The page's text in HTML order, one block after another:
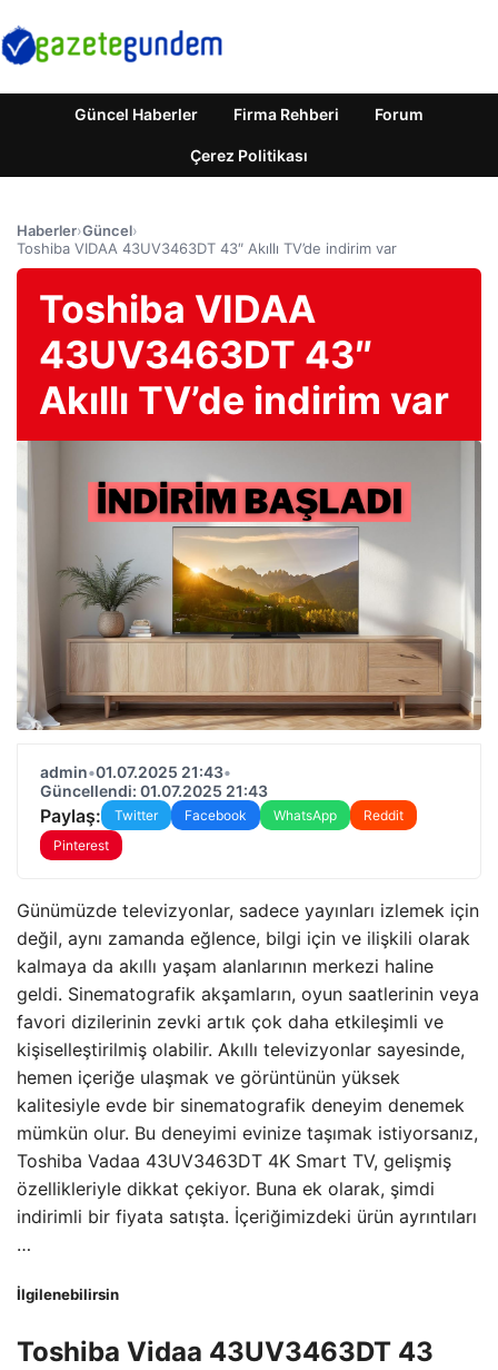
Güncel Haberler Firma Rehberi Forum
Çerez Politikası
Haberler›Güncel›
Toshiba VIDAA 43UV3463DT 43″ Akıllı TV’de indirim var
Toshiba VIDAA
43UV3463DT 43″
Akıllı TV’de indirim var
admin•01.07.2025 21:43•
Güncellendi: 01.07.2025 21:43
Paylaş: Twitter Facebook WhatsApp
Reddit
Pinterest
Günümüzde televizyonlar, sadece yayınları izlemek için
değil, aynı zamanda eğlence, bilgi için ve ilişkili olarak
kalmaya da akıllı yaşam alanlarının merkezi haline
geldi. Sinematografik akşamların, oyun saatlerinin veya
favori dizilerinin zevki artık çok daha etkileşimli ve
kişiselleştirilmiş olabilir. Akıllı televizyonlar sayesinde,
hemen içeriğe ulaşmak ve görüntünün yüksek
kalitesiyle evde bir sinematografik deneyim denemek
mümkün olur. Bu deneyimi evinize taşımak istiyorsanız,
Toshiba Vadaa 43UV3463DT 4K Smart TV, gelişmiş
özellikleriyle dikkat çekiyor. Buna ek olarak, şimdi
indirimli bir fiyata satışta. İçeriğimizdeki ürün ayrıntıları
…
İlgilenebilirsin
Toshiba Vidaa 43UV3463DT 43